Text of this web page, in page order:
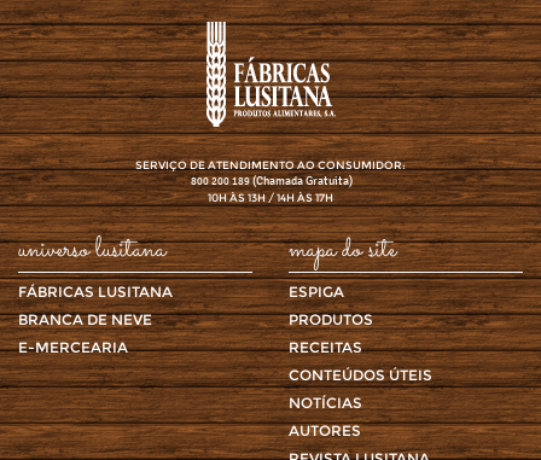
SERVIÇO DE ATENDIMENTO AO CONSUMIDOR:
800 200 189(Chamada Gratuita)
10H ÀS 13H / 14H ÀS 17H
universo lusitana
FÁBRICAS LUSITANA
BRANCA DE NEVE
E-MERCEARIA
mapa do site
ESPIGA
PRODUTOS
RECEITAS
CONTEÚDOS ÚTEIS
NOTÍCIAS
AUTORES